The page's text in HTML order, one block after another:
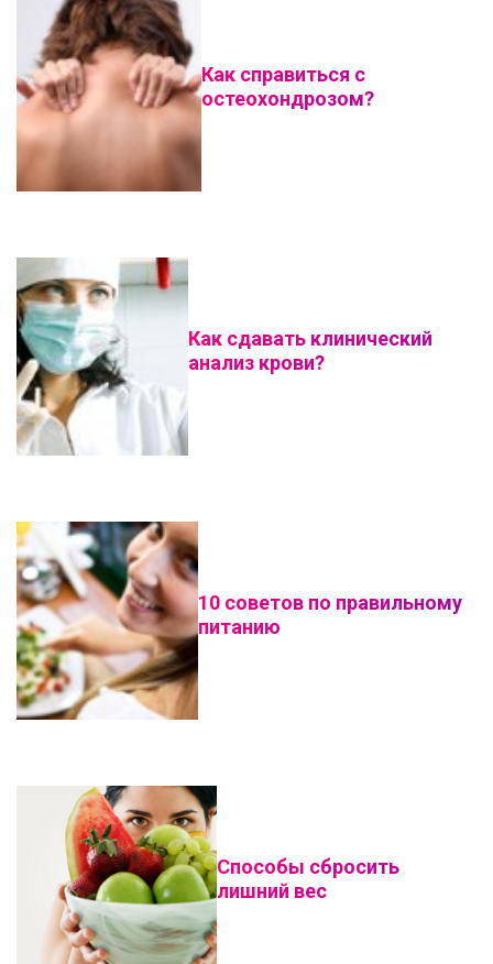
Как справиться с
остеохондрозом?
Как сдавать клинический
анализ крови?
10 советов по правильному
питанию
Способы сбросить
лишний вес